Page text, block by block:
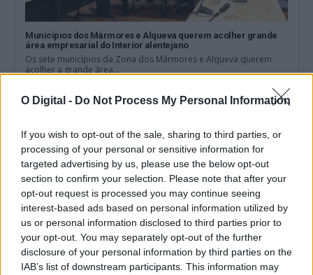
O Digital - Do Not Process My Personal Information
If you wish to opt-out of the sale, sharing to third parties, or
processing of your personal or sensitive information for
targeted advertising by us, please use the below opt-out
section to confirm your selection. Please note that after your
opt-out request is processed you may continue seeing
interest-based ads based on personal information utilized by
us or personal information disclosed to third parties prior to
your opt-out. You may separately opt-out of the further
disclosure of your personal information by third parties on the
IAB’s list of downstream participants. This information may
Municípios dos Mármores e Alqueva querem acolher grande
área empresarial do Interior alentejano
Os sete municípios da Zona dos Mármores e Alqueva querem
acolher a grande área...